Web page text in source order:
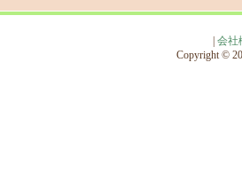
会社
Copyright ©